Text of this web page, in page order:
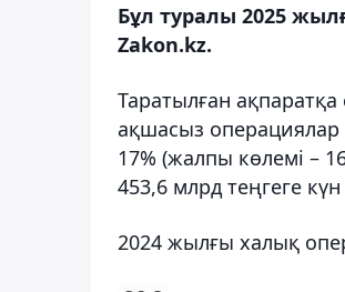
Бұл туралы 2025
Zakon.kz.
Таратылған
ақшасыз операциялар
17% (жалпы көлемі –
453,6 млрд теңгеге
2024 жылғы халық